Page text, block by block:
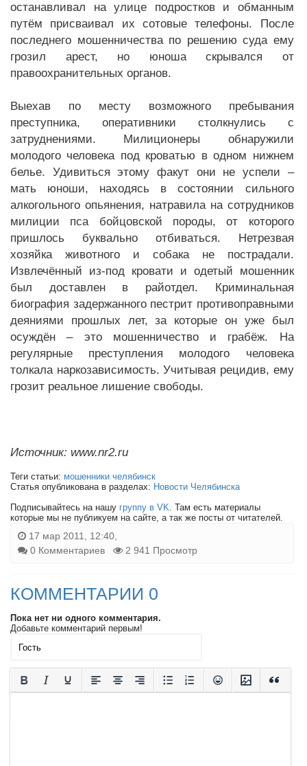
останавливал на улице подростков и обманным
путём присваивал их сотовые телефоны. После
последнего мошенничества по решению суда ему
грозил арест, но юноша скрывался от
правоохранительных органов.
Выехав по месту возможного пребывания
преступника, оперативники столкнулись с
затруднениями. Милиционеры обнаружили
молодого человека под кроватью в одном нижнем
белье. Удивиться этому факут они не успели –
мать юноши, находясь в состоянии сильного
алкогольного опьянения, натравила на сотрудников
милиции пса бойцовской породы, от которого
пришлось буквально отбиваться. Нетрезвая
хозяйка животного и собака не пострадали.
Извлечённый из-под кровати и одетый мошенник
был доставлен в райотдел. Криминальная
биография задержанного пестрит противоправными
деяниями прошлых лет, за которые он уже был
осуждён – это мошенничество и грабёж. На
регулярные преступления молодого человека
толкала наркозависимость. Учитывая рецидив, ему
грозит реальное лишение свободы.
Источник: www.nr2.ru
Теги статьи: мошенники челябинск
Статья опубликована в разделах: Новости Челябинска
Подписывайтесь на нашу группу в VK. Там есть материалы
которые мы не публикуем на сайте, а так же посты от читателей.
17 мар 2011, 12:40,
0 Комментариев
2 941 Просмотр
КОММЕНТАРИИ 0
Пока нет ни одного комментария.
Добавьте комментарий первым!